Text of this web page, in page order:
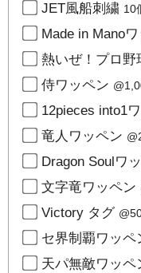
JET風船刺繍 10
Made in Mano
熱いぜ！プロ野
侍ワッペン
12pieces into1
竜人ワッペン
Dragon Soulワ
文字竜ワッペン
Victory タグ
セ界制覇ワッペ
天パ無敵ワッペ